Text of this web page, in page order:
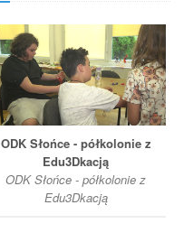
ODK Słońce - półkolonie z
Edu3Dkacją
ODK Słońce - półkolonie z
Edu3Dkacją